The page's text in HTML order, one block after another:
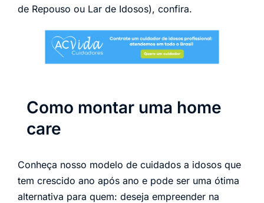
de Repouso ou Lar de Idosos), confira.
Como montar uma home
care
Conheça nosso modelo de cuidados a idosos que
tem crescido ano após ano e pode ser uma ótima
alternativa para quem: deseja empreender na